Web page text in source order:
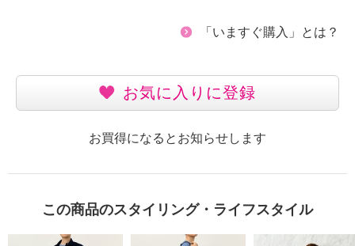
「いますぐ購入」とは？
お気に入りに登録
お買得になるとお知らせします
この商品のスタイリング・ライフスタイル